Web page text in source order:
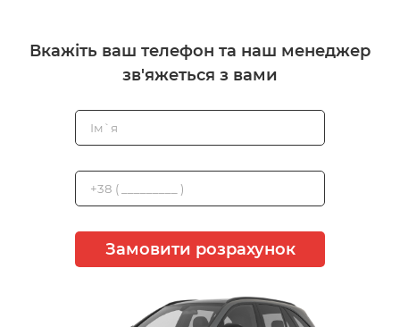
Вкажіть ваш телефон та наш менеджер
зв'яжеться з вами
Замовити розрахунок